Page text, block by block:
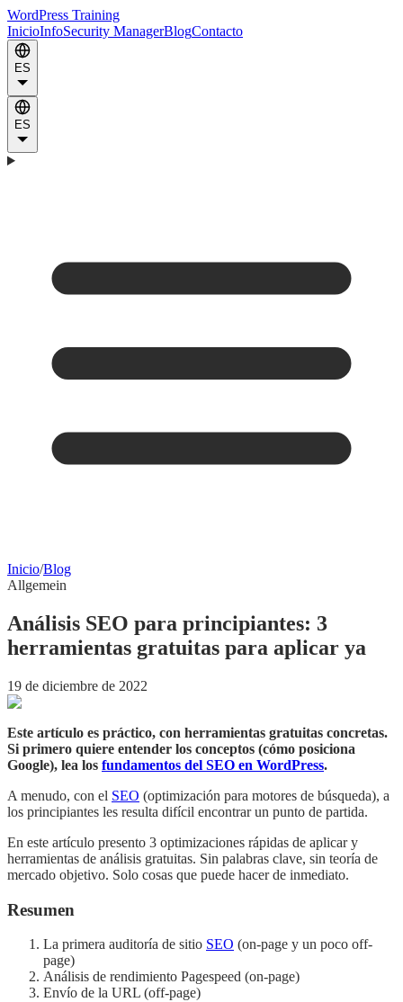
WordPress Training
InicioInfoSecurity ManagerBlogContacto
ES
ES
Inicio/Blog
Allgemein
Análisis SEO para principiantes: 3
herramientas gratuitas para aplicar ya
19 de diciembre de 2022
Este artículo es práctico, con herramientas gratuitas concretas.
Si primero quiere entender los conceptos (cómo posiciona
Google), lea los fundamentos del SEO en WordPress.
A menudo, con el SEO (optimización para motores de búsqueda), a
los principiantes les resulta difícil encontrar un punto de partida.
En este artículo presento 3 optimizaciones rápidas de aplicar y
herramientas de análisis gratuitas. Sin palabras clave, sin teoría de
mercado objetivo. Solo cosas que puede hacer de inmediato.
Resumen
La primera auditoría de sitio SEO (on-page y un poco off-
page)
Análisis de rendimiento Pagespeed (on-page)
Envío de la URL (off-page)